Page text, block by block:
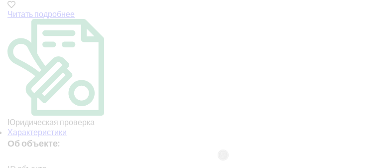
Читать подробнее
Юридическая проверка
Характеристики
Об объекте: